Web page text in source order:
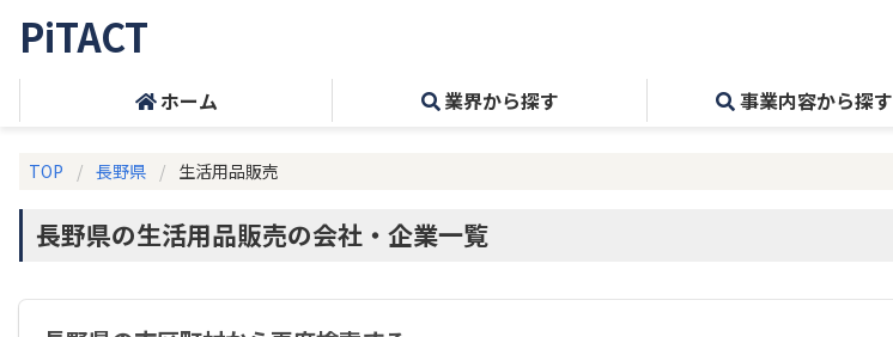
PiTACT
ホーム 業界から探す 事業内容から探す
TOP 長野県 生活用品販売
長野県の生活用品販売の会社・企業一覧